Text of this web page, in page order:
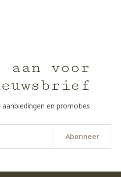
aan voor
en promoties
Abonneer